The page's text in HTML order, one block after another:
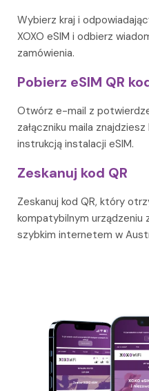
Wybierz kraj i
XOXO eSIM i odbierz
zamówienia.
Pobierz eSIM QR
Otwórz e-mail z
załączniku maila
instrukcją instalacji eSIM.
Zeskanuj kod QR
Zeskanuj kod QR, który
kompatybilnym urządzeniu
szybkim internetem w